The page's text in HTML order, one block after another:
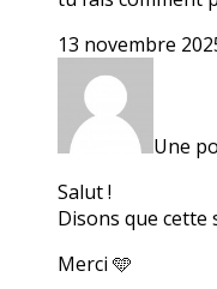
13 novembre
Une
Salut !
Disons que cette
Merci 🩵